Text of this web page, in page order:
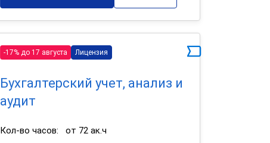
-17% до 17 августа Лицензия
Бухгалтерский учет, анализ и
аудит
Кол-во часов:
от 72 ак.ч